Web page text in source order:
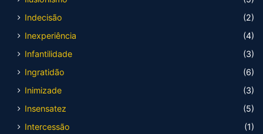
Indecisão
(2)
Inexperiência
(4)
Infantilidade
(3)
Ingratidão
(6)
Inimizade
(3)
Insensatez
(5)
Intercessão
(1)